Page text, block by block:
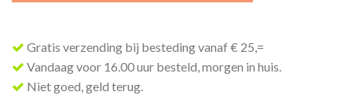
Gratis verzending bij besteding vanaf € 25,=
Vandaag voor 16.00 uur besteld, morgen in huis.
Niet goed, geld terug.